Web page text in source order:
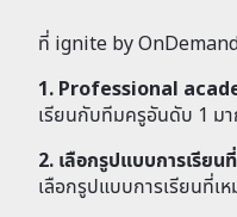
ที่ ignite by
1. Professional
เรียนกับทีมครูอันดับ 1 มา
2. เลือกรูปแบบการเรียนที่
เลือกรูปแบบการเรียนที่เ